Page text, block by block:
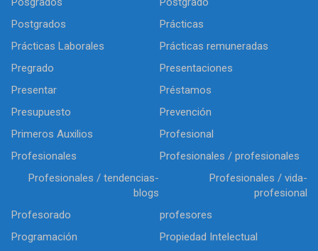
Postgrados
Prácticas
Prácticas Laborales
Prácticas remuneradas
Pregrado
Presentaciones
Presentar
Préstamos
Presupuesto
Prevención
Primeros Auxilios
Profesional
Profesionales
Profesionales / profesionales
Profesionales / tendencias-
blogs
Profesionales / vida-
profesional
Profesorado
profesores
Programación
Propiedad Intelectual